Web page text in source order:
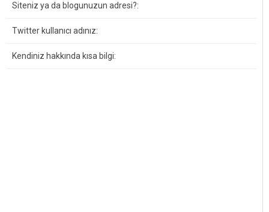
Siteniz ya da blogunuzun adresi?:
Twitter kullanıcı adınız:
Kendiniz hakkında kısa bilgi: